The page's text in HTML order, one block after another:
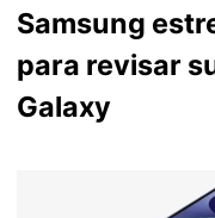
Samsung
para revisar
Galaxy